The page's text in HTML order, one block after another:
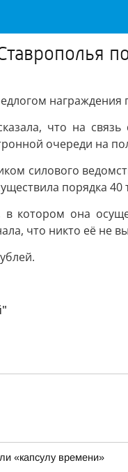
награждения
что на
очереди на
силового
порядка
котором она
что никто её не
«капсулу времени»